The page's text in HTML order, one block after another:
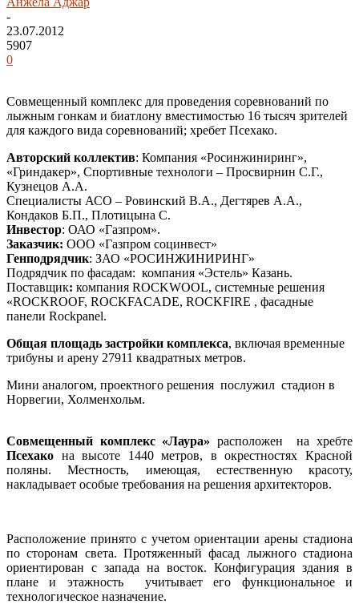
-
23.07.2012
5907
0
Совмещенный комплекс для проведения соревнований по
лыжным гонкам и биатлону вместимостью 16 тысяч зрителей
для каждого вида соревнований; хребет Псехако.
Авторский коллектив: Компания «Росинжиниринг»,
«Гриндакер», Спортивные технологи – Просвирнин С.Г.,
Кузнецов А.А.
Специалисты АСО – Ровинский В.А., Дегтярев А.А.,
Кондаков Б.П., Плотицына С.
Инвестор: ОАО «Газпром».
Заказчик: ООО «Газпром социнвест»
Генподрядчик: ЗАО «РОСИНЖИНИРИНГ»
Подрядчик по фасадам: компания «Эстель» Казань.
Поставщик: компания ROCKWOOL, системные решения
«ROCKROOF, ROCKFACADE, ROCKFIRE , фасадные
панели Rockpanel.
Общая площадь застройки комплекса, включая временные
трибуны и арену 27911 квадратных метров.
Мини аналогом, проектного решения послужил стадион в
Норвегии, Холменхольм.
Совмещенный комплекс «Лаура» расположен на хребте
Псехако на высоте 1440 метров, в окрестностях Красной
поляны. Местность, имеющая, естественную красоту,
накладывает особые требования на решения архитекторов.
Расположение принято с учетом ориентации арены стадиона
по сторонам света. Протяженный фасад лыжного стадиона
ориентирован с запада на восток. Конфигурация здания в
плане и этажность учитывает его функциональное и
технологическое назначение.